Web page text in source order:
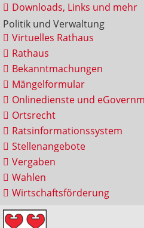
Downloads, Links und mehr
Politik und Verwaltung
Virtuelles Rathaus
Rathaus
Bekanntmachungen
Mängelformular
Onlinedienste und
Ortsrecht
Ratsinformationssystem
Stellenangebote
Vergaben
Wahlen
Wirtschaftsförderung